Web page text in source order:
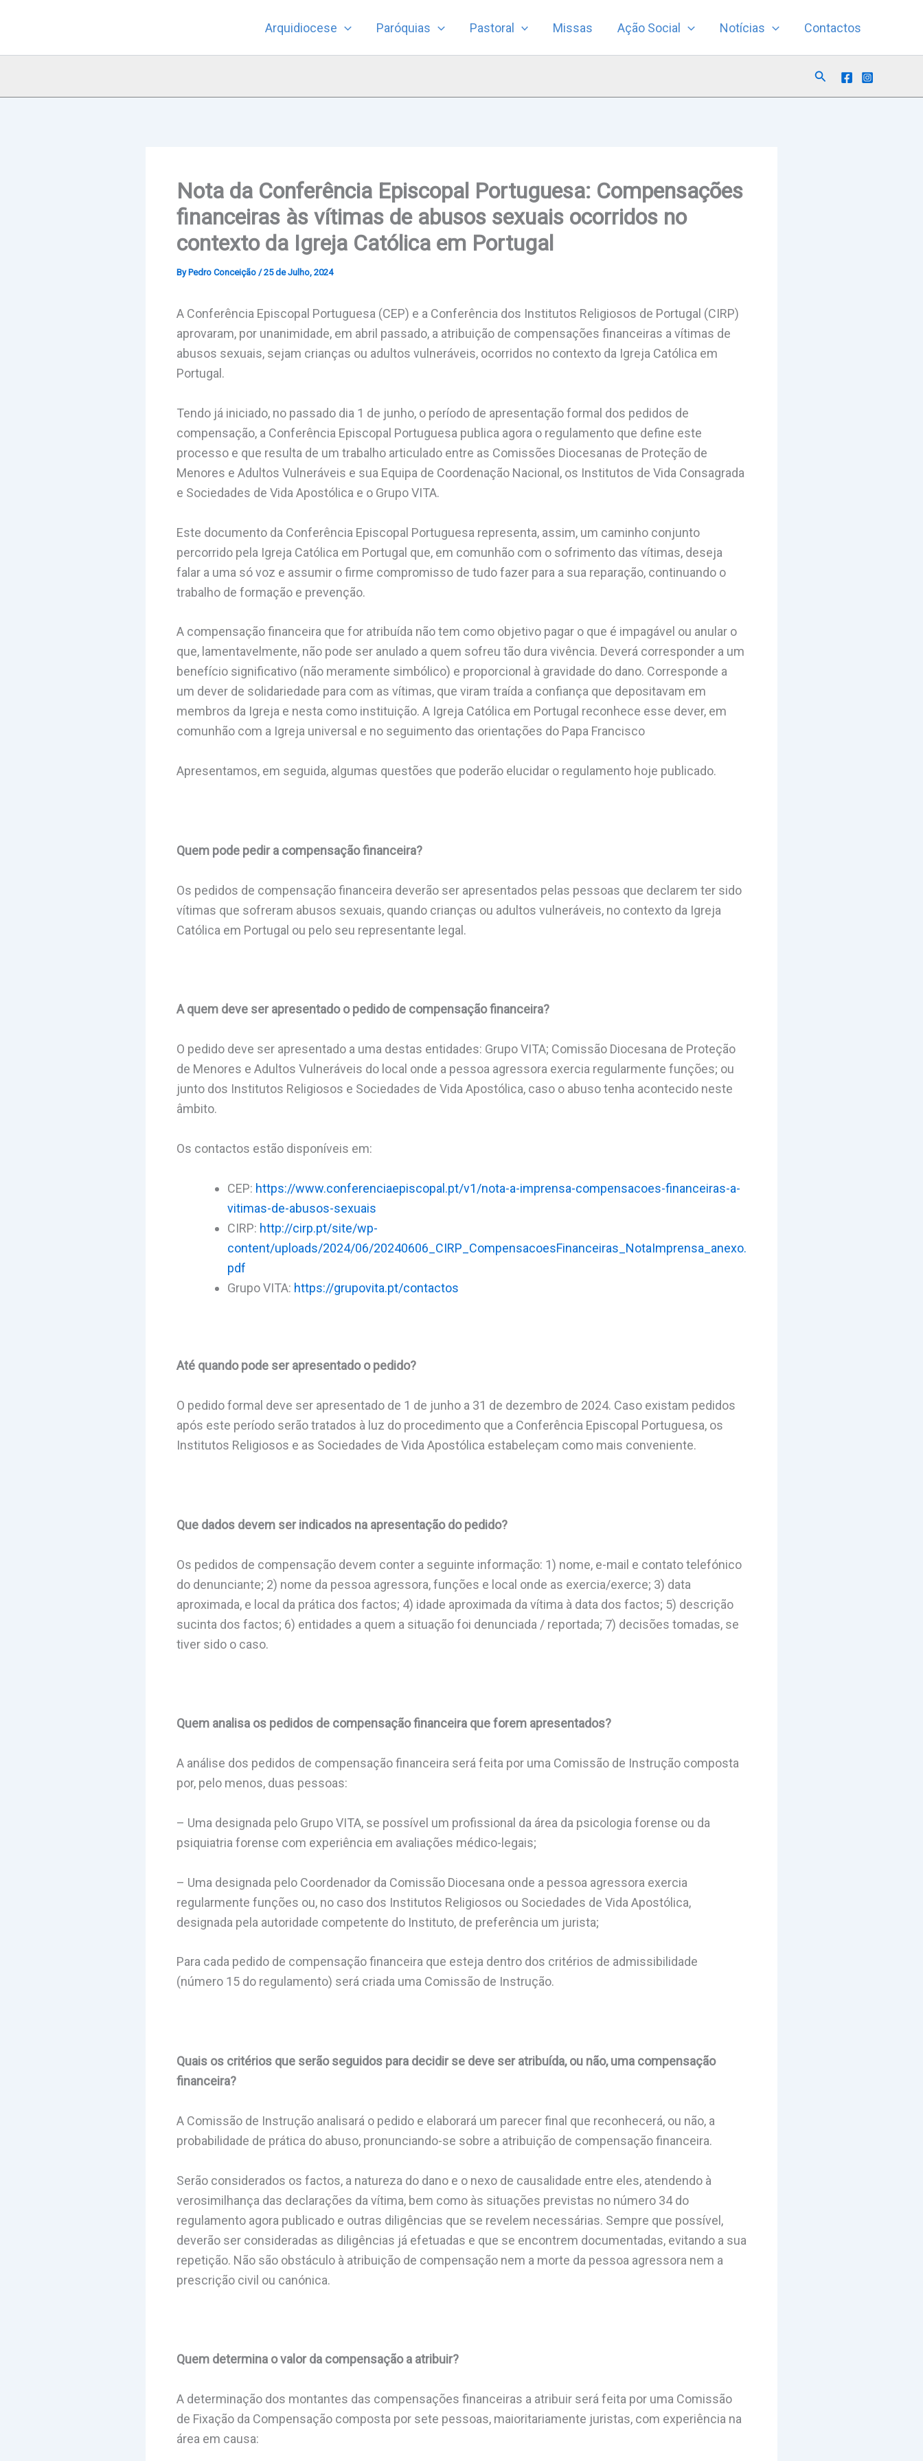
Arquidiocese Paróquias Pastoral Missas Ação Social Notícias Contactos
Search
Nota da Conferência Episcopal Portuguesa: Compensações
financeiras às vítimas de abusos sexuais ocorridos no
contexto da Igreja Católica em Portugal
By Pedro Conceição /25 de Julho, 2024
A Conferência Episcopal Portuguesa (CEP) e a Conferência dos Institutos Religiosos de Portugal (CIRP)
aprovaram, por unanimidade, em abril passado, a atribuição de compensações financeiras a vítimas de
abusos sexuais, sejam crianças ou adultos vulneráveis, ocorridos no contexto da Igreja Católica em
Portugal.
Tendo já iniciado, no passado dia 1 de junho, o período de apresentação formal dos pedidos de
compensação, a Conferência Episcopal Portuguesa publica agora o regulamento que define este
processo e que resulta de um trabalho articulado entre as Comissões Diocesanas de Proteção de
Menores e Adultos Vulneráveis e sua Equipa de Coordenação Nacional, os Institutos de Vida Consagrada
e Sociedades de Vida Apostólica e o Grupo VITA.
Este documento da Conferência Episcopal Portuguesa representa, assim, um caminho conjunto
percorrido pela Igreja Católica em Portugal que, em comunhão com o sofrimento das vítimas, deseja
falar a uma só voz e assumir o firme compromisso de tudo fazer para a sua reparação, continuando o
trabalho de formação e prevenção.
A compensação financeira que for atribuída não tem como objetivo pagar o que é impagável ou anular o
que, lamentavelmente, não pode ser anulado a quem sofreu tão dura vivência. Deverá corresponder a um
benefício significativo (não meramente simbólico) e proporcional à gravidade do dano. Corresponde a
um dever de solidariedade para com as vítimas, que viram traída a confiança que depositavam em
membros da Igreja e nesta como instituição. A Igreja Católica em Portugal reconhece esse dever, em
comunhão com a Igreja universal e no seguimento das orientações do Papa Francisco
Apresentamos, em seguida, algumas questões que poderão elucidar o regulamento hoje publicado.
Quem pode pedir a compensação financeira?
Os pedidos de compensação financeira deverão ser apresentados pelas pessoas que declarem ter sido
vítimas que sofreram abusos sexuais, quando crianças ou adultos vulneráveis, no contexto da Igreja
Católica em Portugal ou pelo seu representante legal.
A quem deve ser apresentado o pedido de compensação financeira?
O pedido deve ser apresentado a uma destas entidades: Grupo VITA; Comissão Diocesana de Proteção
de Menores e Adultos Vulneráveis do local onde a pessoa agressora exercia regularmente funções; ou
junto dos Institutos Religiosos e Sociedades de Vida Apostólica, caso o abuso tenha acontecido neste
âmbito.
Os contactos estão disponíveis em:
CEP: https://www.conferenciaepiscopal.pt/v1/nota-a-imprensa-compensacoes-financeiras-a-
vitimas-de-abusos-sexuais
CIRP: http://cirp.pt/site/wp-
content/uploads/2024/06/20240606_CIRP_CompensacoesFinanceiras_NotaImprensa_anexo.
pdf
Grupo VITA: https://grupovita.pt/contactos
Até quando pode ser apresentado o pedido?
O pedido formal deve ser apresentado de 1 de junho a 31 de dezembro de 2024. Caso existam pedidos
após este período serão tratados à luz do procedimento que a Conferência Episcopal Portuguesa, os
Institutos Religiosos e as Sociedades de Vida Apostólica estabeleçam como mais conveniente.
Que dados devem ser indicados na apresentação do pedido?
Os pedidos de compensação devem conter a seguinte informação: 1) nome, e-mail e contato telefónico
do denunciante; 2) nome da pessoa agressora, funções e local onde as exercia/exerce; 3) data
aproximada, e local da prática dos factos; 4) idade aproximada da vítima à data dos factos; 5) descrição
sucinta dos factos; 6) entidades a quem a situação foi denunciada / reportada; 7) decisões tomadas, se
tiver sido o caso.
Quem analisa os pedidos de compensação financeira que forem apresentados?
A análise dos pedidos de compensação financeira será feita por uma Comissão de Instrução composta
por, pelo menos, duas pessoas:
– Uma designada pelo Grupo VITA, se possível um profissional da área da psicologia forense ou da
psiquiatria forense com experiência em avaliações médico-legais;
– Uma designada pelo Coordenador da Comissão Diocesana onde a pessoa agressora exercia
regularmente funções ou, no caso dos Institutos Religiosos ou Sociedades de Vida Apostólica,
designada pela autoridade competente do Instituto, de preferência um jurista;
Para cada pedido de compensação financeira que esteja dentro dos critérios de admissibilidade
(número 15 do regulamento) será criada uma Comissão de Instrução.
Quais os critérios que serão seguidos para decidir se deve ser atribuída, ou não, uma compensação
financeira?
A Comissão de Instrução analisará o pedido e elaborará um parecer final que reconhecerá, ou não, a
probabilidade de prática do abuso, pronunciando-se sobre a atribuição de compensação financeira.
Serão considerados os factos, a natureza do dano e o nexo de causalidade entre eles, atendendo à
verosimilhança das declarações da vítima, bem como às situações previstas no número 34 do
regulamento agora publicado e outras diligências que se revelem necessárias. Sempre que possível,
deverão ser consideradas as diligências já efetuadas e que se encontrem documentadas, evitando a sua
repetição. Não são obstáculo à atribuição de compensação nem a morte da pessoa agressora nem a
prescrição civil ou canónica.
Quem determina o valor da compensação a atribuir?
A determinação dos montantes das compensações financeiras a atribuir será feita por uma Comissão
de Fixação da Compensação composta por sete pessoas, maioritariamente juristas, com experiência na
área em causa: